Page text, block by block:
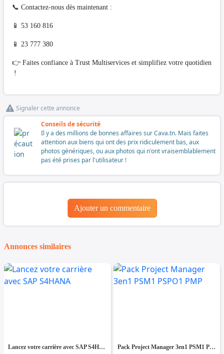
📞 Contactez-nous dès maintenant :
📱 53 160 816
📱 23 777 380
👉 Faites confiance à Trust Multiservices et simplifiez votre quotidien
!
Signaler cette annonce
Conseils de sécurité
Il y a des millions de bonnes affaires sur Cava.tn. Mais faites
attention aux biens qui ont des prix ridiculement bas, aux
photos génériques, ou aux photos qui n'ont vraisemblablement
pas été prises par l'utilisateur !
Ajouter un commentaire
Annonces similaires
Lancez votre carrière avec SAP S4HANA Pack Project Manager 3en1 PSM1 PSPO1 PMP